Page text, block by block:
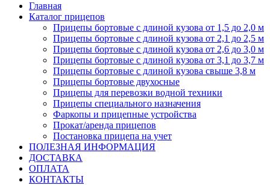
Главная
Каталог прицепов
Прицепы бортовые с длиной кузова от 1,5 до 2,0 м
Прицепы бортовые с длиной кузова от 2,1 до 2,5 м
Прицепы бортовые с длиной кузова от 2,6 до 3,0 м
Прицепы бортовые с длиной кузова от 3,1 до 3,7 м
Прицепы бортовые с длиной кузова свыше 3,8 м
Прицепы бортовые двухосные
Прицепы для перевозки водной техники
Прицепы специального назначения
Фаркопы и прицепные устройства
Прокат/аренда прицепов
Постановка прицепа на учет
ПОЛЕЗНАЯ ИНФОРМАЦИЯ
ДОСТАВКА
ОПЛАТА
КОНТАКТЫ